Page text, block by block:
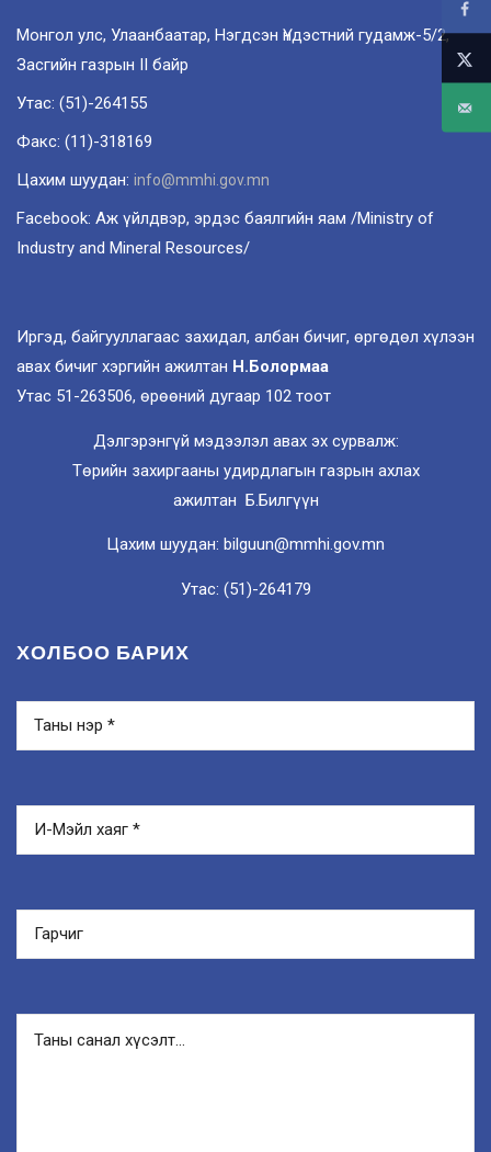
Монгол улс, Улаанбаатар, Нэгдсэн Үндэстний гудамж-5/2,
Засгийн газрын II байр
Утас: (51)-264155
Факс: (11)-318169
Цахим шуудан: info@mmhi.gov.mn
Facebook: Аж үйлдвэр, эрдэс баялгийн яам /Ministry of
Industry and Mineral Resources/
Иргэд, байгууллагаас захидал, албан бичиг, өргөдөл хүлээн
авах бичиг хэргийн ажилтан Н.Болормаа
Утас 51-263506, өрөөний дугаар 102 тоот
Дэлгэрэнгүй мэдээлэл авах эх сурвалж:
Төрийн захиргааны удирдлагын газрын ахлах
ажилтан Б.Билгүүн
Цахим шуудан: bilguun@mmhi.gov.mn
Утас: (51)-264179
ХОЛБОО БАРИХ